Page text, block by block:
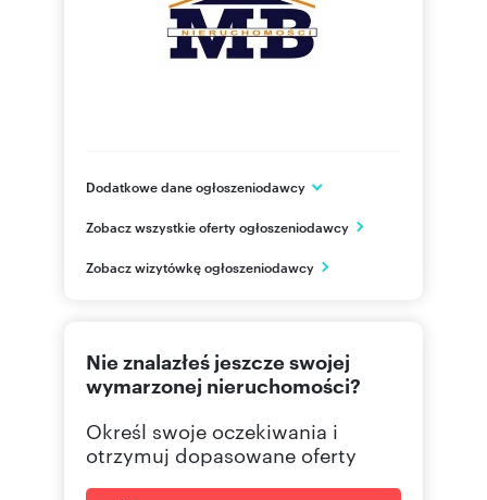
Dodatkowe dane ogłoszeniodawcy
Olsztyn
PL
534 69 Pokaż telefon
Zobacz wszystkie oferty ogłoszeniodawcy
Zobacz wizytówkę ogłoszeniodawcy
Nie znalazłeś jeszcze swojej
wymarzonej nieruchomości?
Określ swoje oczekiwania i
otrzymuj dopasowane oferty